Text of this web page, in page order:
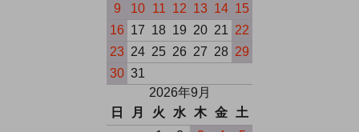
9
10 11 12 13 14 15
16 17 18 19 20 21 22
23 24 25 26 27 28 29
30 31
2026年9月
日
月 火 水 木 金
土